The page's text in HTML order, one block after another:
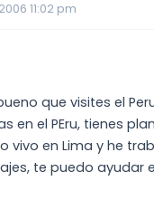
11:02 pm
que visites el
en el PEru, tienes
vivo en Lima y he
te puedo ayudar